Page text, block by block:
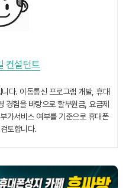
컨설턴트
다. 이동통신 프로그램 개발, 휴대
경험을 바탕으로 할부원금, 요금제
가서비스 여부를 기준으로 휴대폰
토합니다.